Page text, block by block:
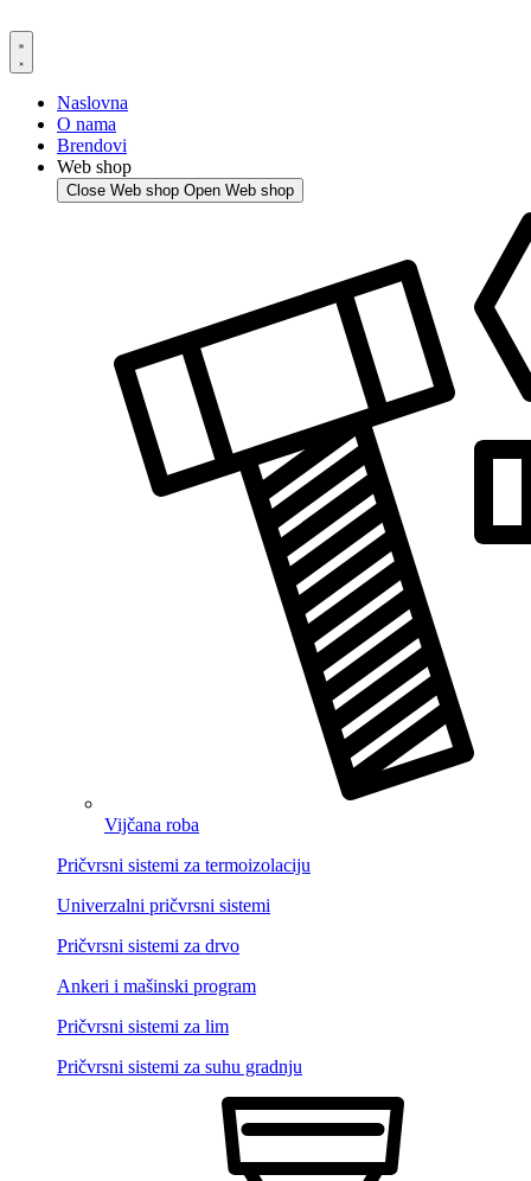
to
content
Naslovna
O nama
Brendovi
Web shop
Close Web shop Open Web shop
Vijčana roba
Pričvrsni sistemi za termoizolaciju
Univerzalni pričvrsni sistemi
Pričvrsni sistemi za drvo
Ankeri i mašinski program
Pričvrsni sistemi za lim
Pričvrsni sistemi za suhu gradnju